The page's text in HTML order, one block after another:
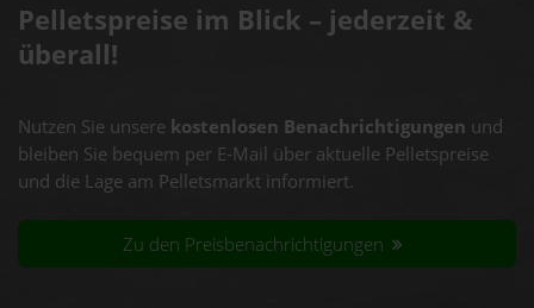
Pelletspreise im Blick – jederzeit &
überall!
Nutzen Sie unsere kostenlosen Benachrichtigungen und
bleiben Sie bequem per E-Mail über aktuelle Pelletspreise
und die Lage am Pelletsmarkt informiert.
Zu den Preisbenachrichtigungen